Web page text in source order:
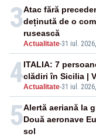
3
Actualitate-31 iul.
Atac fără
deținută de o
rusească
4Actualitate-31 iul.
ITALIA: 7
clădiri în Sicilia |
5Alertă aeriană la
Două aeronave
sol